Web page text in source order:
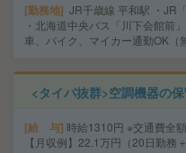
勤務地 JR千歳線 平和駅 ・JR
・北海道中央バス「川下会館前
車、バイク、マイカー通勤OK（
<タイパ抜群>空調機器の
給 与 時給1310円 ※交通費全
【月収例】22.1万円（20日勤務